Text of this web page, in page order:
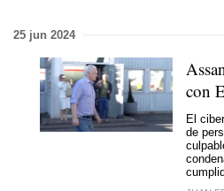
25 jun 2024
con
El
de